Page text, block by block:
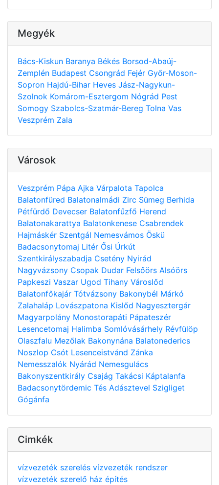
Megyék
Bács-Kiskun Baranya Békés Borsod-Abaúj-
Zemplén Budapest Csongrád Fejér Győr-Moson-
Sopron Hajdú-Bihar Heves Jász-Nagykun-
Szolnok Komárom-Esztergom Nógrád Pest
Somogy Szabolcs-Szatmár-Bereg Tolna Vas
Veszprém Zala
Városok
Veszprém Pápa Ajka Várpalota Tapolca
Balatonfüred Balatonalmádi Zirc Sümeg Berhida
Pétfürdő Devecser Balatonfűzfő Herend
Balatonakarattya Balatonkenese Csabrendek
Hajmáskér Szentgál Nemesvámos Öskü
Badacsonytomaj Litér Ősi Úrkút
Szentkirályszabadja Csetény Nyirád
Nagyvázsony Csopak Dudar Felsőörs Alsóörs
Papkeszi Vaszar Ugod Tihany Városlőd
Balatonfőkajár Tótvázsony Bakonybél Márkó
Zalahaláp Lovászpatona Kislőd Nagyesztergár
Magyarpolány Monostorapáti Pápateszér
Lesencetomaj Halimba Somlóvásárhely Révfülöp
Olaszfalu Mezőlak Bakonynána Balatonederics
Noszlop Csót Lesenceistvánd Zánka
Nemesszalók Nyárád Nemesgulács
Bakonyszentkirály Csajág Takácsi Káptalanfa
Badacsonytördemic Tés Adásztevel Szigliget
Gógánfa
Cimkék
vízvezeték szerelés vízvezeték rendszer
vízvezeték szerelő ház építés